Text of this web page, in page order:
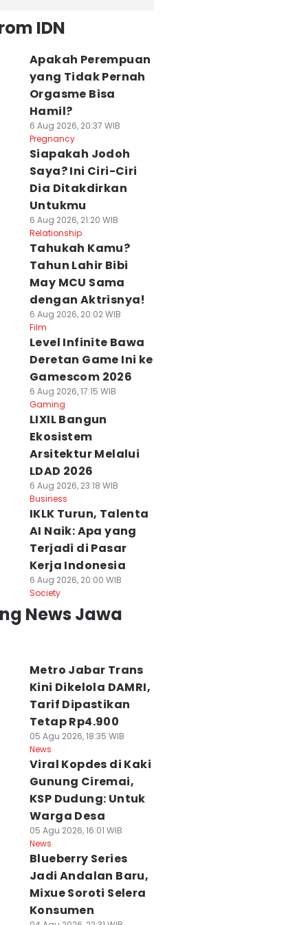
IDN
Apakah Perempuan
yang Tidak Pernah
Orgasme Bisa
Hamil?
6 Aug 2026, 20:37 WIB
Pregnancy
Siapakah Jodoh
Saya? Ini Ciri-Ciri
Dia Ditakdirkan
Untukmu
6 Aug 2026, 21:20 WIB
Relationship
Tahukah Kamu?
Tahun Lahir Bibi
May MCU Sama
dengan Aktrisnya!
6 Aug 2026, 20:02 WIB
Film
Level Infinite Bawa
Deretan Game Ini ke
Gamescom 2026
6 Aug 2026, 17:15 WIB
Gaming
LIXIL Bangun
Ekosistem
Arsitektur Melalui
LDAD 2026
6 Aug 2026, 23:18 WIB
Business
IKLK Turun, Talenta
AI Naik: Apa yang
Terjadi di Pasar
Kerja Indonesia
6 Aug 2026, 20:00 WIB
Society
News Jawa
Metro Jabar Trans
Kini Dikelola DAMRI,
Tarif Dipastikan
Tetap Rp4.900
05 Agu 2026, 18:35 WIB
News
Viral Kopdes di Kaki
Gunung Ciremai,
KSP Dudung: Untuk
Warga Desa
05 Agu 2026, 16:01 WIB
News
Blueberry Series
Jadi Andalan Baru,
Mixue Soroti Selera
Konsumen